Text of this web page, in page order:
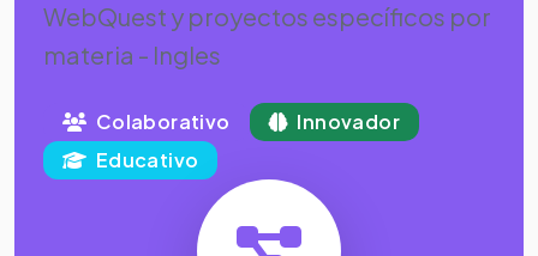
WebQuest y proyectos específicos por
materia - Ingles
Colaborativo
Innovador
Educativo